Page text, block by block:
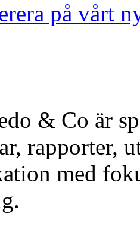
på vårt
& Co är
rapporter,
med